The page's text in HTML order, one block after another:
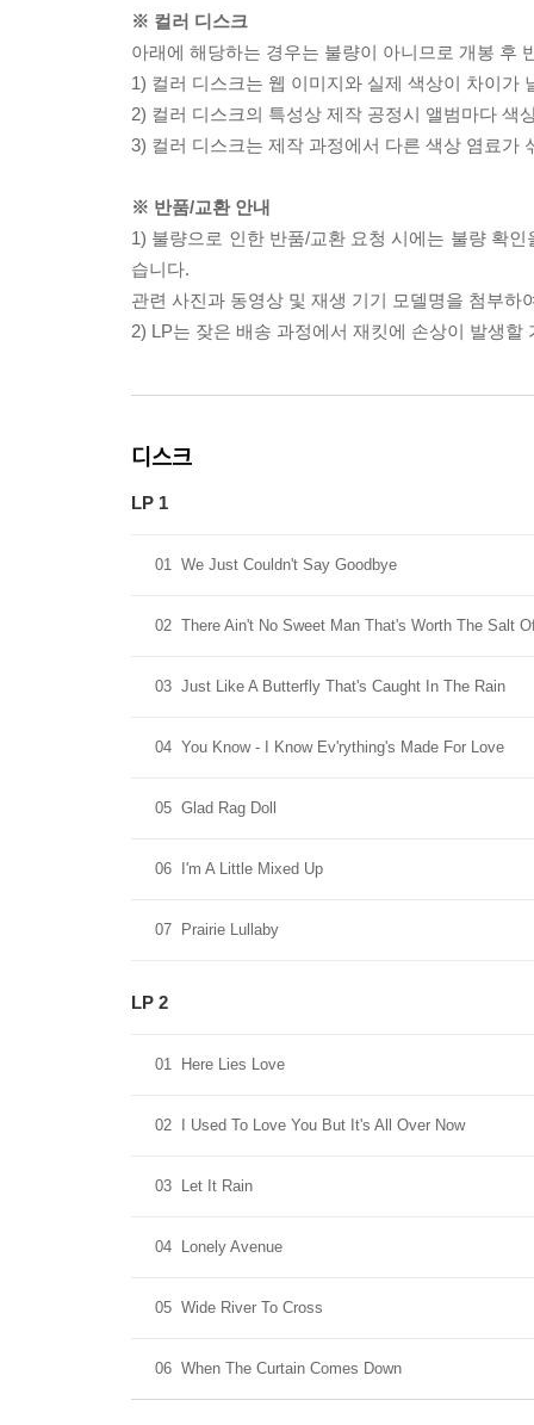
※ 컬러 디스크
아래에 해당하는 경우는 불량이 아니므로 개봉 후
1) 컬러 디스크는 웹 이미지와 실제 색상이 차이가
2) 컬러 디스크의 특성상 제작 공정시 앨범마다 색
3) 컬러 디스크는 제작 과정에서 다른 색상 염료가
※ 반품/교환 안내
1) 불량으로 인한 반품/교환 요청 시에는 불량 확
습니다.
관련 사진과 동영상 및 재생 기기 모델명을 첨부하
2) LP는 잦은 배송 과정에서 재킷에 손상이 발생
디스크
LP 1
01 We Just Couldn't Say Goodbye
02 There Ain't No Sweet Man That's Worth The Salt
03 Just Like A Butterfly That's Caught In The Rain
04 You Know - I Know Ev'rything's Made For Love
05 Glad Rag Doll
06 I'm A Little Mixed Up
07 Prairie Lullaby
LP 2
01 Here Lies Love
02 I Used To Love You But It's All Over Now
03 Let It Rain
04 Lonely Avenue
05 Wide River To Cross
06 When The Curtain Comes Down